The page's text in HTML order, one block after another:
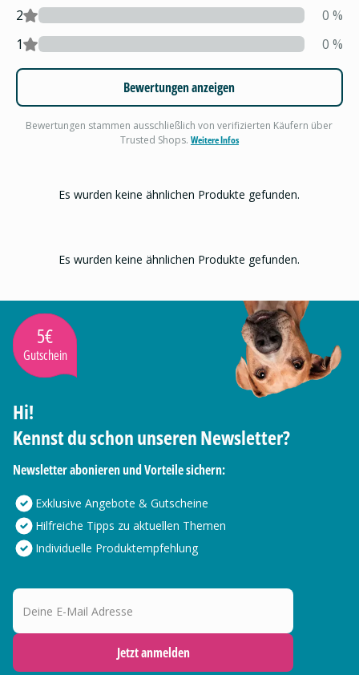
2 0 %
1
0 %
Bewertungen anzeigen
Bewertungen stammen ausschließlich von verifizierten Käufern über
Trusted Shops. Weitere Infos
Es wurden keine ähnlichen Produkte gefunden.
Es wurden keine ähnlichen Produkte gefunden.
5€
Gutschein
Hi!
Kennst du schon unseren Newsletter?
Newsletter abonieren und Vorteile sichern:
Exklusive Angebote & Gutscheine
Hilfreiche Tipps zu aktuellen Themen
Individuelle Produktempfehlung
Deine E-Mail Adresse
Jetzt anmelden